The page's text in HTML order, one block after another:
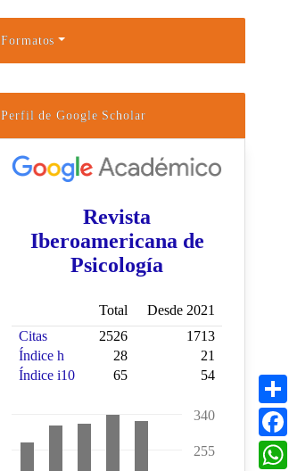
Formatos
Perfil de Google Scholar